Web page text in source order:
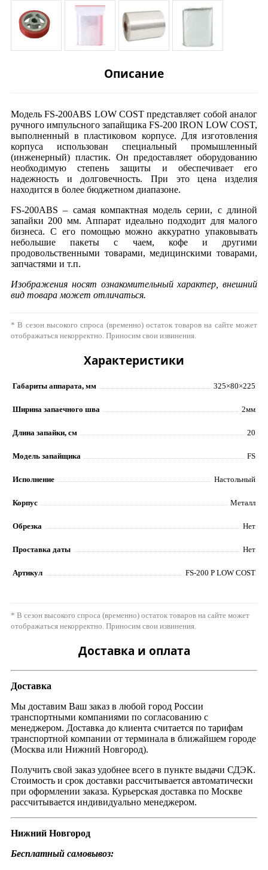
Описание
Модель FS-200ABS LOW COST представляет собой аналог
ручного импульсного запайщика FS-200 IRON LOW COST,
выполненный в пластиковом корпусе. Для изготовления
корпуса использован специальный промышленный
(инженерный) пластик. Он предоставляет оборудованию
необходимую степень защиты и обеспечивает его
надежность и долговечность. При это цена изделия
находится в более бюджетном диапазоне.
FS-200ABS – самая компактная модель серии, с длиной
запайки 200 мм. Аппарат идеально подходит для малого
бизнеса. С его помощью можно аккуратно упаковывать
небольшие пакеты с чаем, кофе и другими
продовольственными товарами, медицинскими товарами,
запчастями и т.п.
Изображения носят ознакомительный характер, внешний
вид товара может отличаться.
* В сезон высокого спроса (временно) остаток товаров на сайте может
отображаться некорректно. Приносим свои извинения.
Характеристики
Габариты аппарата, мм 325×80×225
Ширина запаечного шва 2мм
Длина запайки, см 20
Модель запайщика FS
Исполнение Настольный
Корпус Металл
Обрезка Нет
Проставка даты Нет
Артикул FS-200 P LOW COST
* В сезон высокого спроса (временно) остаток товаров на сайте может
отображаться некорректно. Приносим свои извинения.
Доставка и оплата
Доставка
Мы доставим Ваш заказ в любой город России
транспортными компаниями по согласованию с
менеджером. Доставка до клиента считается по тарифам
транспортной компании от терминала в ближайшем городе
(Москва или Нижний Новгород).
Получить свой заказ удобнее всего в пункте выдачи СДЭК.
Стоимость и срок доставки рассчитывается автоматически
при оформлении заказа. Курьерская доставка по Москве
рассчитывается индивидуально менеджером.
Нижний Новгород
Бесплатный самовывоз: